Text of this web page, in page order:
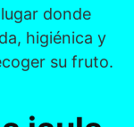
donde
higiénica y
su fruto.